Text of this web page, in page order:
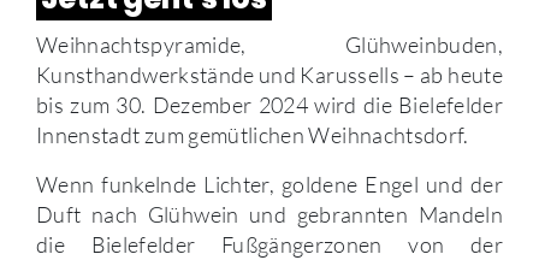
Weihnachtspyramide, Glühweinbuden,
Kunsthandwerkstände und Karussells – ab heute
bis zum 30. Dezember 2024 wird die Bielefelder
Innenstadt zum gemütlichen Weihnachtsdorf.
Wenn funkelnde Lichter, goldene Engel und der
Duft nach Glühwein und gebrannten Mandeln
die Bielefelder Fußgängerzonen von der